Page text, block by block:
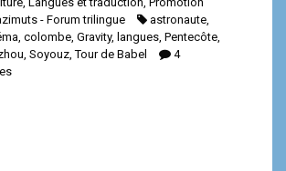
- Forum trilingue astronaute,
, colombe, Gravity, langues, Pentecôte,
, Soyouz,Tour de Babel
4